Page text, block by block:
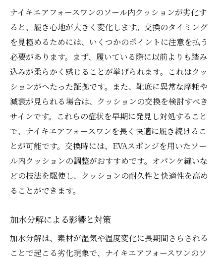
ナイキエアフォースワンのソール内クッションが劣化す
ると、履き心地が大きく変化します。交換のタイミング
を見極めるためには、いくつかのポイントに注意を払う
必要があります。まず、履いている際に以前よりも踏み
込みが柔らかく感じることが挙げられます。これはクッ
ションがへたった証拠です。また、靴底に異常な摩耗や
減衰が見られる場合は、クッションの交換を検討すべき
サインです。これらの症状を早期に発見し対処すること
で、ナイキエアフォースワンを長く快適に履き続けるこ
とが可能です。交換時には、EVAスポンジを用いたソー
ル内クッションの調整がおすすめです。オパンケ縫いな
どの技法を駆使し、クッションの耐久性と快適性を高め
ることができます。
加水分解による影響と対策
加水分解は、素材が湿気や温度変化に長期間さらされる
ことで起こる劣化現象で、ナイキエアフォースワンのソ